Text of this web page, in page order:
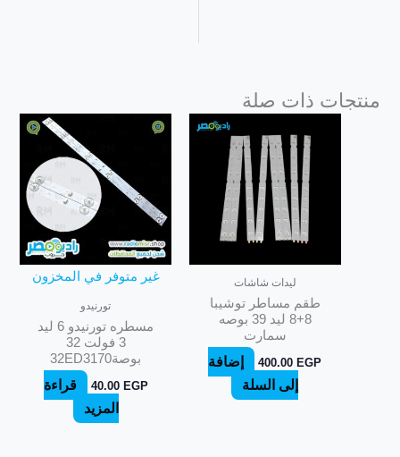
منتجات ذات صلة
ليدات شاشات
طقم مساطر توشيبا
8+8 ليد 39 بوصه
سمارت
400.00EGP
إضافة
إلى السلة
غير متوفر في المخزون
تورنيدو
مسطره تورنيدو 6 ليد
3 فولت 32
بوصة32ED3170
40.00 EGP
قراءة
المزيد